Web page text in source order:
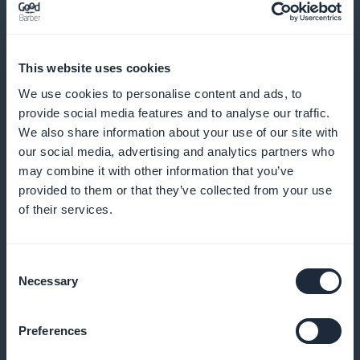
This website uses cookies
We use cookies to personalise content and ads, to
provide social media features and to analyse our traffic.
We also share information about your use of our site with
our social media, advertising and analytics partners who
may combine it with other information that you’ve
provided to them or that they’ve collected from your use
of their services.
Selection
Necessary
Preferences
novos lançamentos e promoções exclusivas
Oferecer códigos de desconto
personalizados
Ofereça promoções adaptadas aos hábitos de
compra de seus clientes para aumentar suas vendas
mencionar o construtor de aplicativos